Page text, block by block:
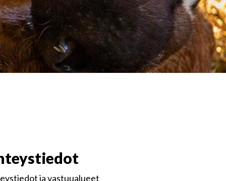
ja vastuualueet